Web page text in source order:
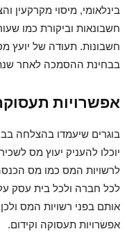
בינלאומי, מיסוי מקרקעין
חשבונאות וביקורת כמו
חשבונות. תעודה של יועץ
בבחינת ההסמכה לאחר
אפשרויות
בוגרים שיעמדו בהצלחה
יוכלו להעניק יעוץ מס
לרשויות המס כמו מס
לכל חברה ולכל בית עסק
אותם בפני רשויות המס
אפשרויות תעסוקה וקידום.